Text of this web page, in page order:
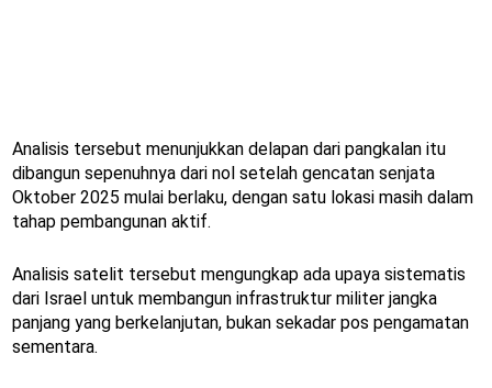
Analisis tersebut menunjukkan delapan dari pangkalan itu
dibangun sepenuhnya dari nol setelah gencatan senjata
Oktober 2025 mulai berlaku, dengan satu lokasi masih dalam
tahap pembangunan aktif.
Analisis satelit tersebut mengungkap ada upaya sistematis
dari Israel untuk membangun infrastruktur militer jangka
panjang yang berkelanjutan, bukan sekadar pos pengamatan
sementara.